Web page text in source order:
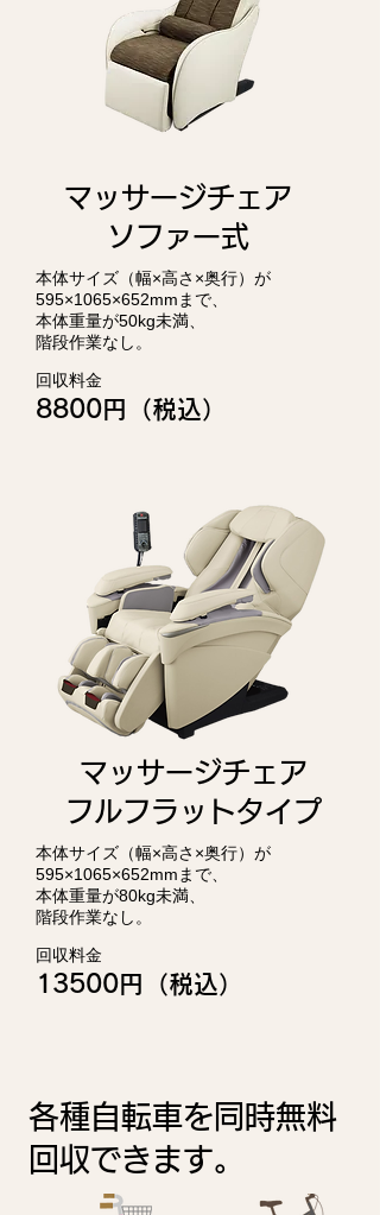
マッサージチェア
​ソファー式
本体サイズ（幅×高さ×奥行）が
595×1065×652mmまで、
本体重量が50kg未満、
階段作業なし。
回収料金
8800円（税込）
マッサージチェア
フルフラットタイプ
本体サイズ（幅×高さ×奥行）が
595×1065×652mmまで、
本体重量が80kg未満、
階段作業なし。
回収料金
13500円（税込）
各種自転車を同時無料
回収できます。